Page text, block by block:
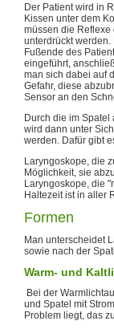
Der Patient wird in
Kissen unter dem
müssen die
unterdrückt
Fußende des
eingeführt,
man sich dabei auf
Gefahr, diese
Sensor an den
Durch die im
wird dann unter
werden. Dafür gibt
Laryngoskope, die
Möglichkeit, sie
Laryngoskope, die
Haltezeit ist in aller
Formen
Man unterscheidet
sowie nach der
Warm- und
Bei der
und Spatel mit
Problem liegt, das